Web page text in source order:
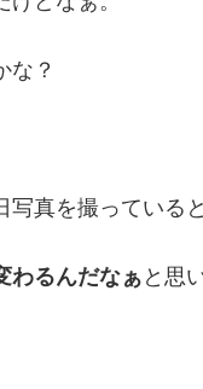
な？
真を撮っていると
わるんだなぁ と思